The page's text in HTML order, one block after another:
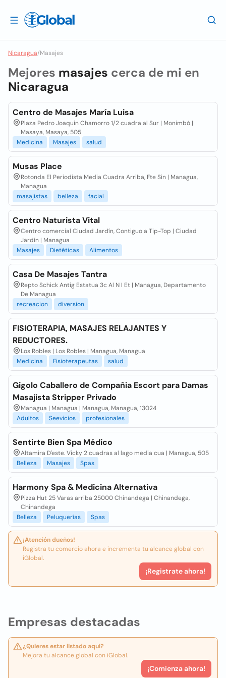
Nicaragua/Masajes
Empresas destacadas
¿Quieres estar listado aquí?
Mejora tu alcance global con iGlobal.
¡Comienza ahora!
Mejores masajes cerca de mi en
Nicaragua
Centro de Masajes María Luisa
Plaza Pedro Joaquin Chamorro 1/2 cuadra al Sur | Monimbó |
Masaya, Masaya, 505
Medicina
Masajes salud
Musas Place
Rotonda El Periodista Media Cuadra Arriba, Fte Sin | Managua,
Managua
masajistas
belleza facial
Centro Naturista Vital
Centro comercial Ciudad Jardín, Contiguo a Tip-Top | Ciudad
Jardín | Managua
Masajes
Dietéticas Alimentos
Casa De Masajes Tantra
Repto Schick Antig Estatua 3c Al N I Et | Managua, Departamento
De Managua
recreacion
diversion
FISIOTERAPIA, MASAJES RELAJANTES Y
REDUCTORES.
Los Robles | Los Robles | Managua, Managua
Medicina
Fisioterapeutas salud
Gigolo Caballero de Compañia Escort para Damas
Masajista Stripper Privado
Managua | Managua | Managua, Managua, 13024
Adultos
Seevicios profesionales
Sentirte Bien Spa Médico
Altamira D'este. Vicky 2 cuadras al lago media cua | Managua, 505
Belleza
Masajes Spas
Harmony Spa & Medicina Alternativa
Pizza Hut 25 Varas arriba 25000 Chinandega | Chinandega,
Chinandega
Belleza
Peluquerías Spas
¡Atención dueños!
Registra tu comercio ahora e incrementa tu alcance global con
iGlobal.
¡Registrate ahora!